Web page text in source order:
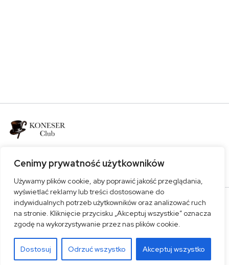
Cenimy prywatność użytkowników
Używamy plików cookie, aby poprawić jakość przeglądania,
wyświetlać reklamy lub treści dostosowane do
indywidualnych potrzeb użytkowników oraz analizować ruch
na stronie. Kliknięcie przycisku „Akceptuj wszystkie” oznacza
zgodę na wykorzystywanie przez nas plików cookie.
Dostosuj Odrzuć wszystko Akceptuj wszystko
Bądź z nami
Polityka prywatności
© 2022. All rights reserved by Axilthemes.